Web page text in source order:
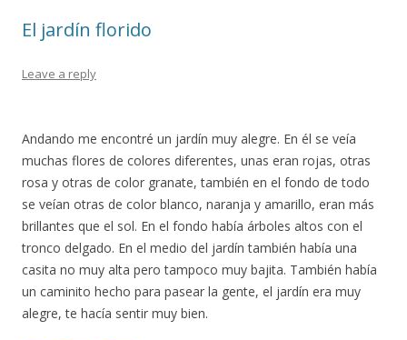
k ix
El jardín florido
Leave a reply
Andando me encontré un jardín muy alegre. En él se veía
muchas flores de colores diferentes, unas eran rojas, otras
rosa y otras de color granate, también en el fondo de todo
se veían otras de color blanco, naranja y amarillo, eran más
brillantes que el sol. En el fondo había árboles altos con el
tronco delgado. En el medio del jardín también había una
casita no muy alta pero tampoco muy bajita. También había
un caminito hecho para pasear la gente, el jardín era muy
alegre, te hacía sentir muy bien.